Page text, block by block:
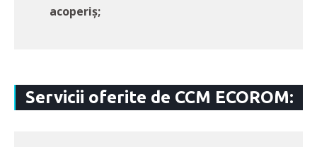
acoperiș;
Servicii oferite de CCM ECOROM: